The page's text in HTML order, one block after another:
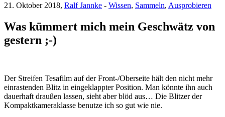
21. Oktober 2018, Ralf Jannke - Wissen, Sammeln, Ausprobieren
Was kümmert mich mein Geschwätz von
gestern ;-)
Der Streifen Tesafilm auf der Front-/Oberseite hält den nicht mehr
einrastenden Blitz in eingeklappter Position. Man könnte ihn auch
dauerhaft draußen lassen, sieht aber blöd aus… Die Blitzer der
Kompaktkameraklasse benutze ich so gut wie nie.